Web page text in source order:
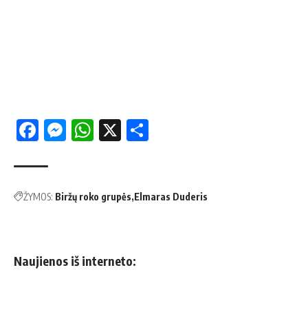
Facebook
Messenger
WhatsApp
X
ŽYMOS: Biržų roko grupės Elmaras Duderis
Naujienos iš interneto: